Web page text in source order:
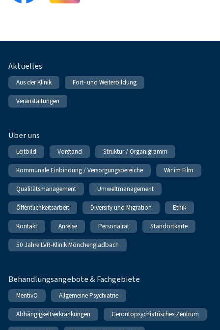
Fußnavigation
Aktuelles
Aus der Klinik Fort- und Weiterbildung
Veranstaltungen
Über uns
Leitbild Vorstand Struktur / Organigramm
Kommunale Einbindung / Versorgungsbereiche Wir im Film
Qualitätsmanagement Umweltmanagement
Öffentlichkeitsarbeit Diversity und Migration Ethik
Kontakt Anreise Personalrat Standortkarte
50 Jahre LVR-Klinik Mönchengladbach
Behandlungsangebote & Fachgebiete
MentivO Allgemeine Psychiatrie
Abhängigkeitserkrankungen Gerontopsychiatrisches Zentrum